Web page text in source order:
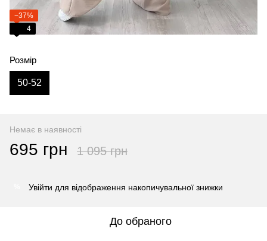
−37%
4
Розмір
50-52
Немає в наявності
695 грн 1 095 грн
Увійти для відображення накопичувальної знижки
До обраного